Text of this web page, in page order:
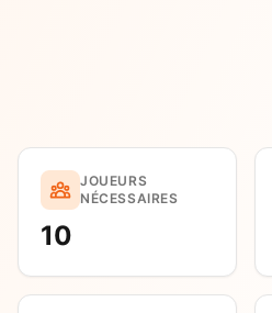
JOUEURS
NÉCESSAIRES
10